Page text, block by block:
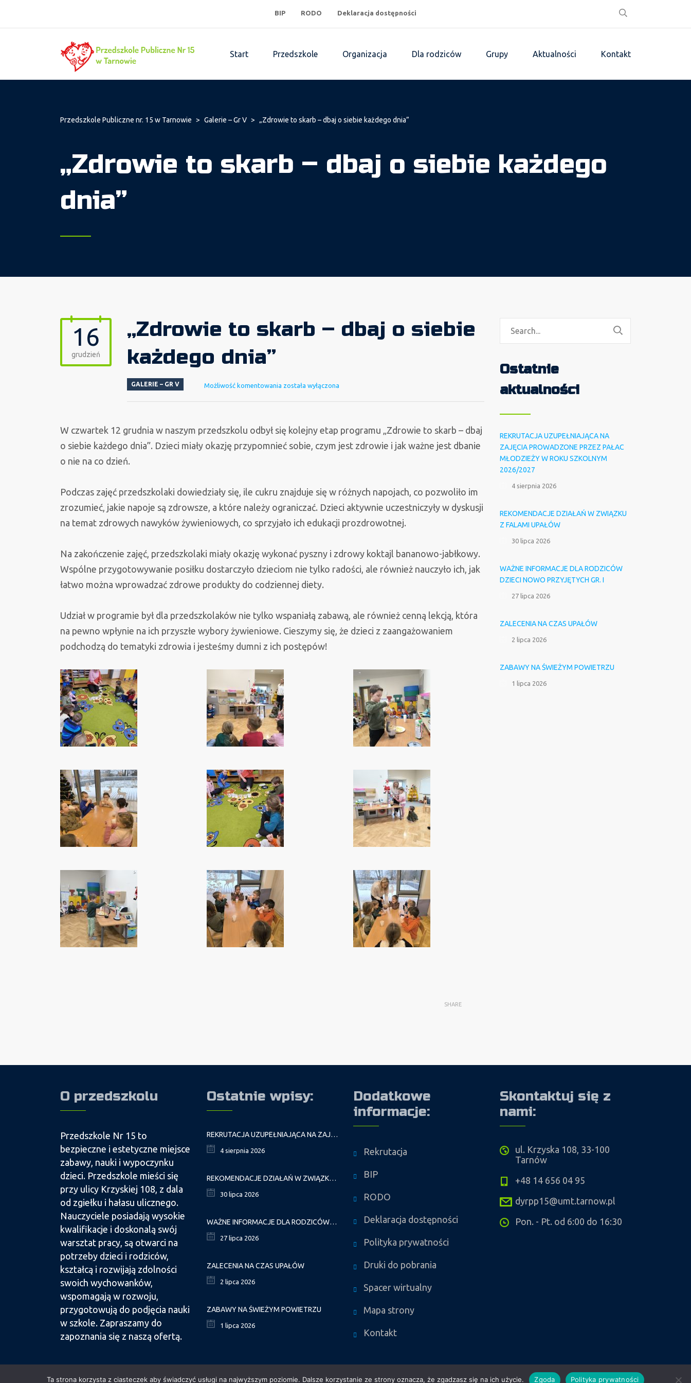
BIP RODO Deklaracja dostępności
Start Przedszkole Organizacja Dla rodziców Grupy Aktualności Kontakt
Przedszkole Publiczne nr. 15 w Tarnowie > Galerie – Gr V > „Zdrowie to skarb – dbaj o siebie każdego dnia”
„Zdrowie to skarb – dbaj o siebie każdego
dnia”
16
grudzień
„Zdrowie to skarb – dbaj o siebie
każdego dnia”
GALERIE – GR V Możliwość komentowania „Zdrowie
–
dbaj
została wyłączona
W czwartek 12 grudnia w naszym przedszkolu odbył się kolejny etap programu „Zdrowie to skarb – dbaj
o siebie każdego dnia”. Dzieci miały okazję przypomnieć sobie, czym jest zdrowie i jak ważne jest dbanie
o nie na co dzień.
Podczas zajęć przedszkolaki dowiedziały się, ile cukru znajduje się w różnych napojach, co pozwoliło im
zrozumieć, jakie napoje są zdrowsze, a które należy ograniczać. Dzieci aktywnie uczestniczyły w dyskusji
na temat zdrowych nawyków żywieniowych, co sprzyjało ich edukacji prozdrowotnej.
Na zakończenie zajęć, przedszkolaki miały okazję wykonać pyszny i zdrowy koktajl bananowo-jabłkowy.
Wspólne przygotowywanie posiłku dostarczyło dzieciom nie tylko radości, ale również nauczyło ich, jak
łatwo można wprowadzać zdrowe produkty do codziennej diety.
Udział w programie był dla przedszkolaków nie tylko wspaniałą zabawą, ale również cenną lekcją, która
na pewno wpłynie na ich przyszłe wybory żywieniowe. Cieszymy się, że dzieci z zaangażowaniem
podchodzą do tematyki zdrowia i jesteśmy dumni z ich postępów!
SHARE
Ostatnie
aktualności
REKRUTACJA UZUPEŁNIAJĄCA NA
ZAJĘCIA PROWADZONE PRZEZ PAŁAC
MŁODZIEŻY W ROKU SZKOLNYM
2026/2027
4 sierpnia 2026
REKOMENDACJE DZIAŁAŃ W ZWIĄZKU
Z FALAMI UPAŁÓW
30 lipca 2026
WAŻNE INFORMACJE DLA RODZICÓW
DZIECI NOWO PRZYJĘTYCH GR. I
27 lipca 2026
ZALECENIA NA CZAS UPAŁÓW
2 lipca 2026
ZABAWY NA ŚWIEŻYM POWIETRZU
1 lipca 2026
O przedszkolu
Przedszkole Nr 15 to
bezpieczne i estetyczne miejsce
zabawy, nauki i wypoczynku
dzieci. Przedszkole mieści się
przy ulicy Krzyskiej 108, z dala
od zgiełku i hałasu ulicznego.
Nauczyciele posiadają wysokie
kwalifikacje i doskonalą swój
warsztat pracy, są otwarci na
potrzeby dzieci i rodziców,
kształcą i rozwijają zdolności
swoich wychowanków,
wspomagają w rozwoju,
przygotowują do podjęcia nauki
w szkole. Zapraszamy do
zapoznania się z naszą ofertą.
Ostatnie wpisy:
REKRUTACJA UZUPEŁNIAJĄCA NA ZAJĘCIA PROWADZONE PRZEZ PAŁAC MŁODZIEŻY W ROKU SZKOLNYM 2026/2027
4 sierpnia 2026
REKOMENDACJE DZIAŁAŃ W ZWIĄZKU Z FALAMI UPAŁÓW
30 lipca 2026
WAŻNE INFORMACJE DLA RODZICÓW DZIECI NOWO PRZYJĘTYCH GR. I
27 lipca 2026
ZALECENIA NA CZAS UPAŁÓW
2 lipca 2026
ZABAWY NA ŚWIEŻYM POWIETRZU
1 lipca 2026
Dodatkowe
informacje:
Rekrutacja
BIP
RODO
Deklaracja dostępności
Polityka prywatności
Druki do pobrania
Spacer wirtualny
Mapa strony
Kontakt
Skontaktuj się z
nami:
ul. Krzyska 108, 33-100
Tarnów
+48 14 656 04 95
dyrpp15@umt.tarnow.pl
Pon. - Pt. od 6:00 do 16:30
Ta strona korzysta z ciasteczek aby świadczyć usługi na najwyższym poziomie. Dalsze korzystanie ze strony oznacza, że zgadzasz się na ich użycie. Zgoda Polityka prywatności